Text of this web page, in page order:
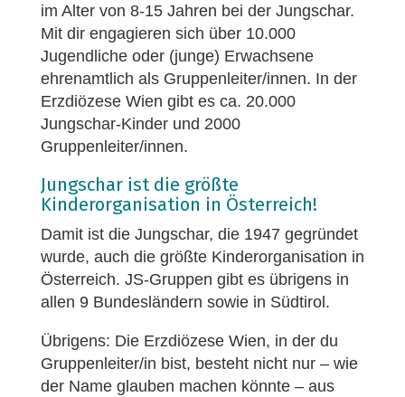
im Alter von 8-15 Jahren bei der Jungschar.
Mit dir engagieren sich über 10.000
Jugendliche oder (junge) Erwachsene
ehrenamtlich als Gruppenleiter/innen. In der
Erzdiözese Wien gibt es ca. 20.000
Jungschar-Kinder und 2000
Gruppenleiter/innen.
Jungschar ist die größte
Kinderorganisation in Österreich!
Damit ist die Jungschar, die 1947 gegründet
wurde, auch die größte Kinderorganisation in
Österreich. JS-Gruppen gibt es übrigens in
allen 9 Bundesländern sowie in Südtirol.
Übrigens: Die Erzdiözese Wien, in der du
Gruppenleiter/in bist, besteht nicht nur – wie
der Name glauben machen könnte – aus